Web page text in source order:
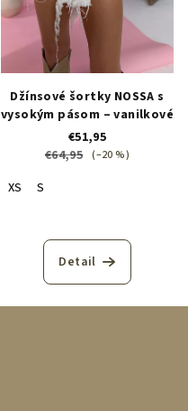
Džínsové šortky NOSSA s
vysokým pásom – vanilkové
€51,95
€64,95 (–20 %)
XS S
Detail